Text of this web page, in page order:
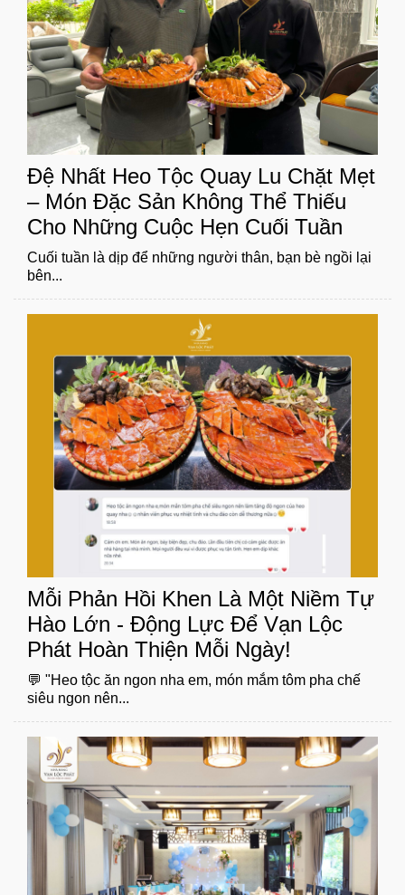
Đệ Nhất Heo Tộc Quay Lu Chặt Mẹt
– Món Đặc Sản Không Thể Thiếu
Cho Những Cuộc Hẹn Cuối Tuần
Cuối tuần là dịp để những người thân, bạn bè ngồi lại
bên...
Mỗi Phản Hồi Khen Là Một Niềm Tự
Hào Lớn - Động Lực Để Vạn Lộc
Phát Hoàn Thiện Mỗi Ngày!
💬 "Heo tộc ăn ngon nha em, món mắm tôm pha chế
siêu ngon nên...